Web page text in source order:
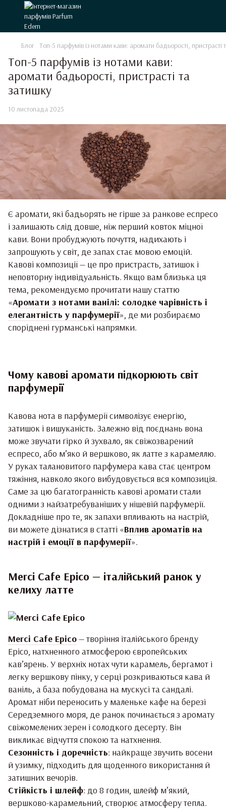
Блог Топ-5 парфумів із нотами кави: аромати бадьорості, пристрасті
Топ-5 парфумів із нотами кави:
аромати бадьорості, пристрасті та
затишку
10 листопада 2025
Є аромати, які бадьорять не гірше за ранкове еспресо
і залишають слід довше, ніж перший ковток міцної
кави. Вони пробуджують почуття, надихають і
запрошують у світ, де запах стає мовою емоцій.
Кавові композиції — це про пристрасть, затишок і
неповторну індивідуальність. Якщо вам близька ця
тема, рекомендуємо прочитати нашу статтю
«Аромати з нотами ванілі: солодке чарівність і
елегантність у парфумерії», де ми розбираємо
споріднені гурманські напрямки.
Чому кавові аромати підкорюють світ
парфумерії
Кавова нота в парфумерії символізує енергію,
затишок і вишуканість. Залежно від поєднань вона
може звучати гірко й зухвало, як свіжозварений
еспресо, або м’яко й вершково, як латте з карамеллю.
У руках талановитого парфумера кава стає центром
тяжіння, навколо якого вибудовується вся композиція.
Саме за цю багатогранність кавові аромати стали
одними з найзатребуваніших у нішевій парфумерії.
Докладніше про те, як запахи впливають на настрій,
ви можете дізнатися в статті «Вплив ароматів на
настрій і емоції в парфумерії».
Merci Cafe Epico — італійський ранок у
келиху латте
Merci Cafe Epico— творіння італійського бренду
Epico, натхненного атмосферою європейських
кав’ярень. У верхніх нотах чути карамель, бергамот і
легку вершкову пінку, у серці розкриваються кава й
ваніль, а база побудована на мускусі та сандалі.
Аромат ніби переносить у маленьке кафе на березі
Середземного моря, де ранок починається з аромату
свіжомелених зерен і солодкого десерту. Він
викликає відчуття спокою та натхнення.
Сезонність і доречність: найкраще звучить восени
й узимку, підходить для щоденного використання й
затишних вечорів.
Стійкість і шлейф: до 8 годин, шлейф м’який,
вершково-карамельний, створює атмосферу тепла.